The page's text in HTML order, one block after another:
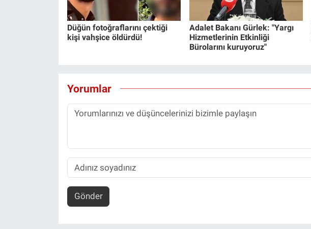
Düğün fotoğraflarını çektiği
kişi vahşice öldürdü!
Adalet Bakanı Gürlek: "Yargı
Hizmetlerinin Etkinliği
Bürolarını kuruyoruz"
Yorumlar
Gönder